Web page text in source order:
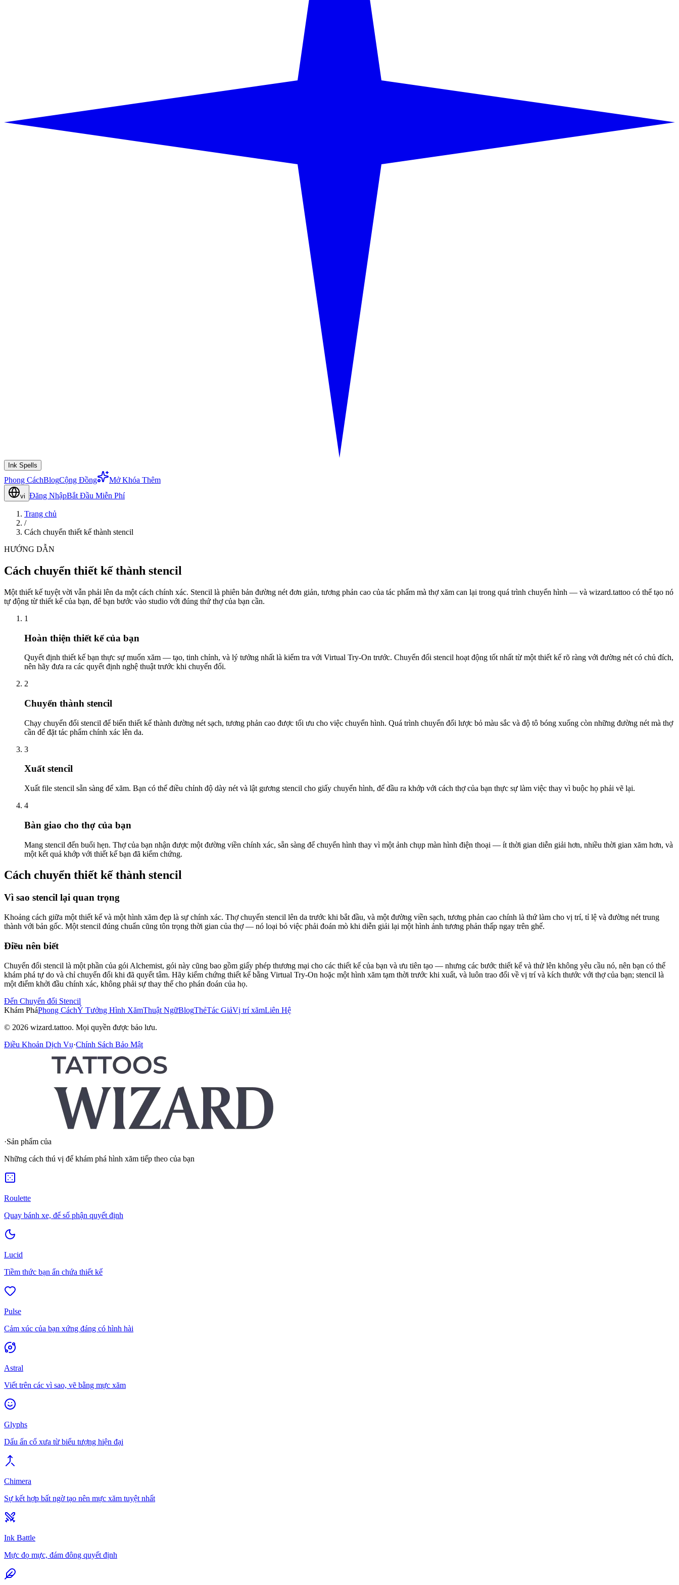
Ink Spells
Phong CáchBlogCộng Đồng Mở Khóa Thêm
vi Đăng NhậpBắt Đầu Miễn Phí
Trang chủ
/
Cách chuyển thiết kế thành stencil
HƯỚNG DẪN
Cách chuyển thiết kế thành stencil
Một thiết kế tuyệt vời vẫn phải lên da một cách chính xác. Stencil là phiên bản đường nét đơn giản, tương phản cao của tác phẩm mà thợ xăm can lại trong quá trình chuyển hình — và wizard.tattoo có thể tạo nó
tự động từ thiết kế của bạn, để bạn bước vào studio với đúng thứ thợ của bạn cần.
1
Hoàn thiện thiết kế của bạn
Quyết định thiết kế bạn thực sự muốn xăm — tạo, tinh chỉnh, và lý tưởng nhất là kiểm tra với Virtual Try-On trước. Chuyển đổi stencil hoạt động tốt nhất từ một thiết kế rõ ràng với đường nét có chủ đích,
nên hãy đưa ra các quyết định nghệ thuật trước khi chuyển đổi.
2
Chuyển thành stencil
Chạy chuyển đổi stencil để biến thiết kế thành đường nét sạch, tương phản cao được tối ưu cho việc chuyển hình. Quá trình chuyển đổi lược bỏ màu sắc và độ tô bóng xuống còn những đường nét mà thợ
cần để đặt tác phẩm chính xác lên da.
3
Xuất stencil
Xuất file stencil sẵn sàng để xăm. Bạn có thể điều chỉnh độ dày nét và lật gương stencil cho giấy chuyển hình, để đầu ra khớp với cách thợ của bạn thực sự làm việc thay vì buộc họ phải vẽ lại.
4
Bàn giao cho thợ của bạn
Mang stencil đến buổi hẹn. Thợ của bạn nhận được một đường viền chính xác, sẵn sàng để chuyển hình thay vì một ảnh chụp màn hình điện thoại — ít thời gian diễn giải hơn, nhiều thời gian xăm hơn, và
một kết quả khớp với thiết kế bạn đã kiểm chứng.
Cách chuyển thiết kế thành stencil
Vì sao stencil lại quan trọng
Khoảng cách giữa một thiết kế và một hình xăm đẹp là sự chính xác. Thợ chuyển stencil lên da trước khi bắt đầu, và một đường viền sạch, tương phản cao chính là thứ làm cho vị trí, tỉ lệ và đường nét trung
thành với bản gốc. Một stencil đúng chuẩn cũng tôn trọng thời gian của thợ — nó loại bỏ việc phải đoán mò khi diễn giải lại một hình ảnh tương phản thấp ngay trên ghế.
Điều nên biết
Chuyển đổi stencil là một phần của gói Alchemist, gói này cũng bao gồm giấy phép thương mại cho các thiết kế của bạn và ưu tiên tạo — nhưng các bước thiết kế và thử lên không yêu cầu nó, nên bạn có thể
khám phá tự do và chỉ chuyển đổi khi đã quyết tâm. Hãy kiểm chứng thiết kế bằng Virtual Try-On hoặc một hình xăm tạm thời trước khi xuất, và luôn trao đổi về vị trí và kích thước với thợ của bạn; stencil là
một điểm khởi đầu chính xác, không phải sự thay thế cho phán đoán của họ.
Đến Chuyển đổi Stencil
Khám PháPhong CáchÝ Tưởng Hình XămThuật NgữBlogThẻTác GiảVị trí xămLiên Hệ
© 2026 wizard.tattoo. Mọi quyền được bảo lưu.
Điều Khoản Dịch Vụ·Chính Sách Bảo Mật
·Sản phẩm của
Những cách thú vị để khám phá hình xăm tiếp theo của bạn
Roulette
Quay bánh xe, để số phận quyết định
Lucid
Tiềm thức bạn ẩn chứa thiết kế
Pulse
Cảm xúc của bạn xứng đáng có hình hài
Astral
Viết trên các vì sao, vẽ bằng mực xăm
Glyphs
Dấu ấn cổ xưa từ biểu tượng hiện đại
Chimera
Sự kết hợp bất ngờ tạo nên mực xăm tuyệt nhất
Ink Battle
Mực đọ mực, đám đông quyết định